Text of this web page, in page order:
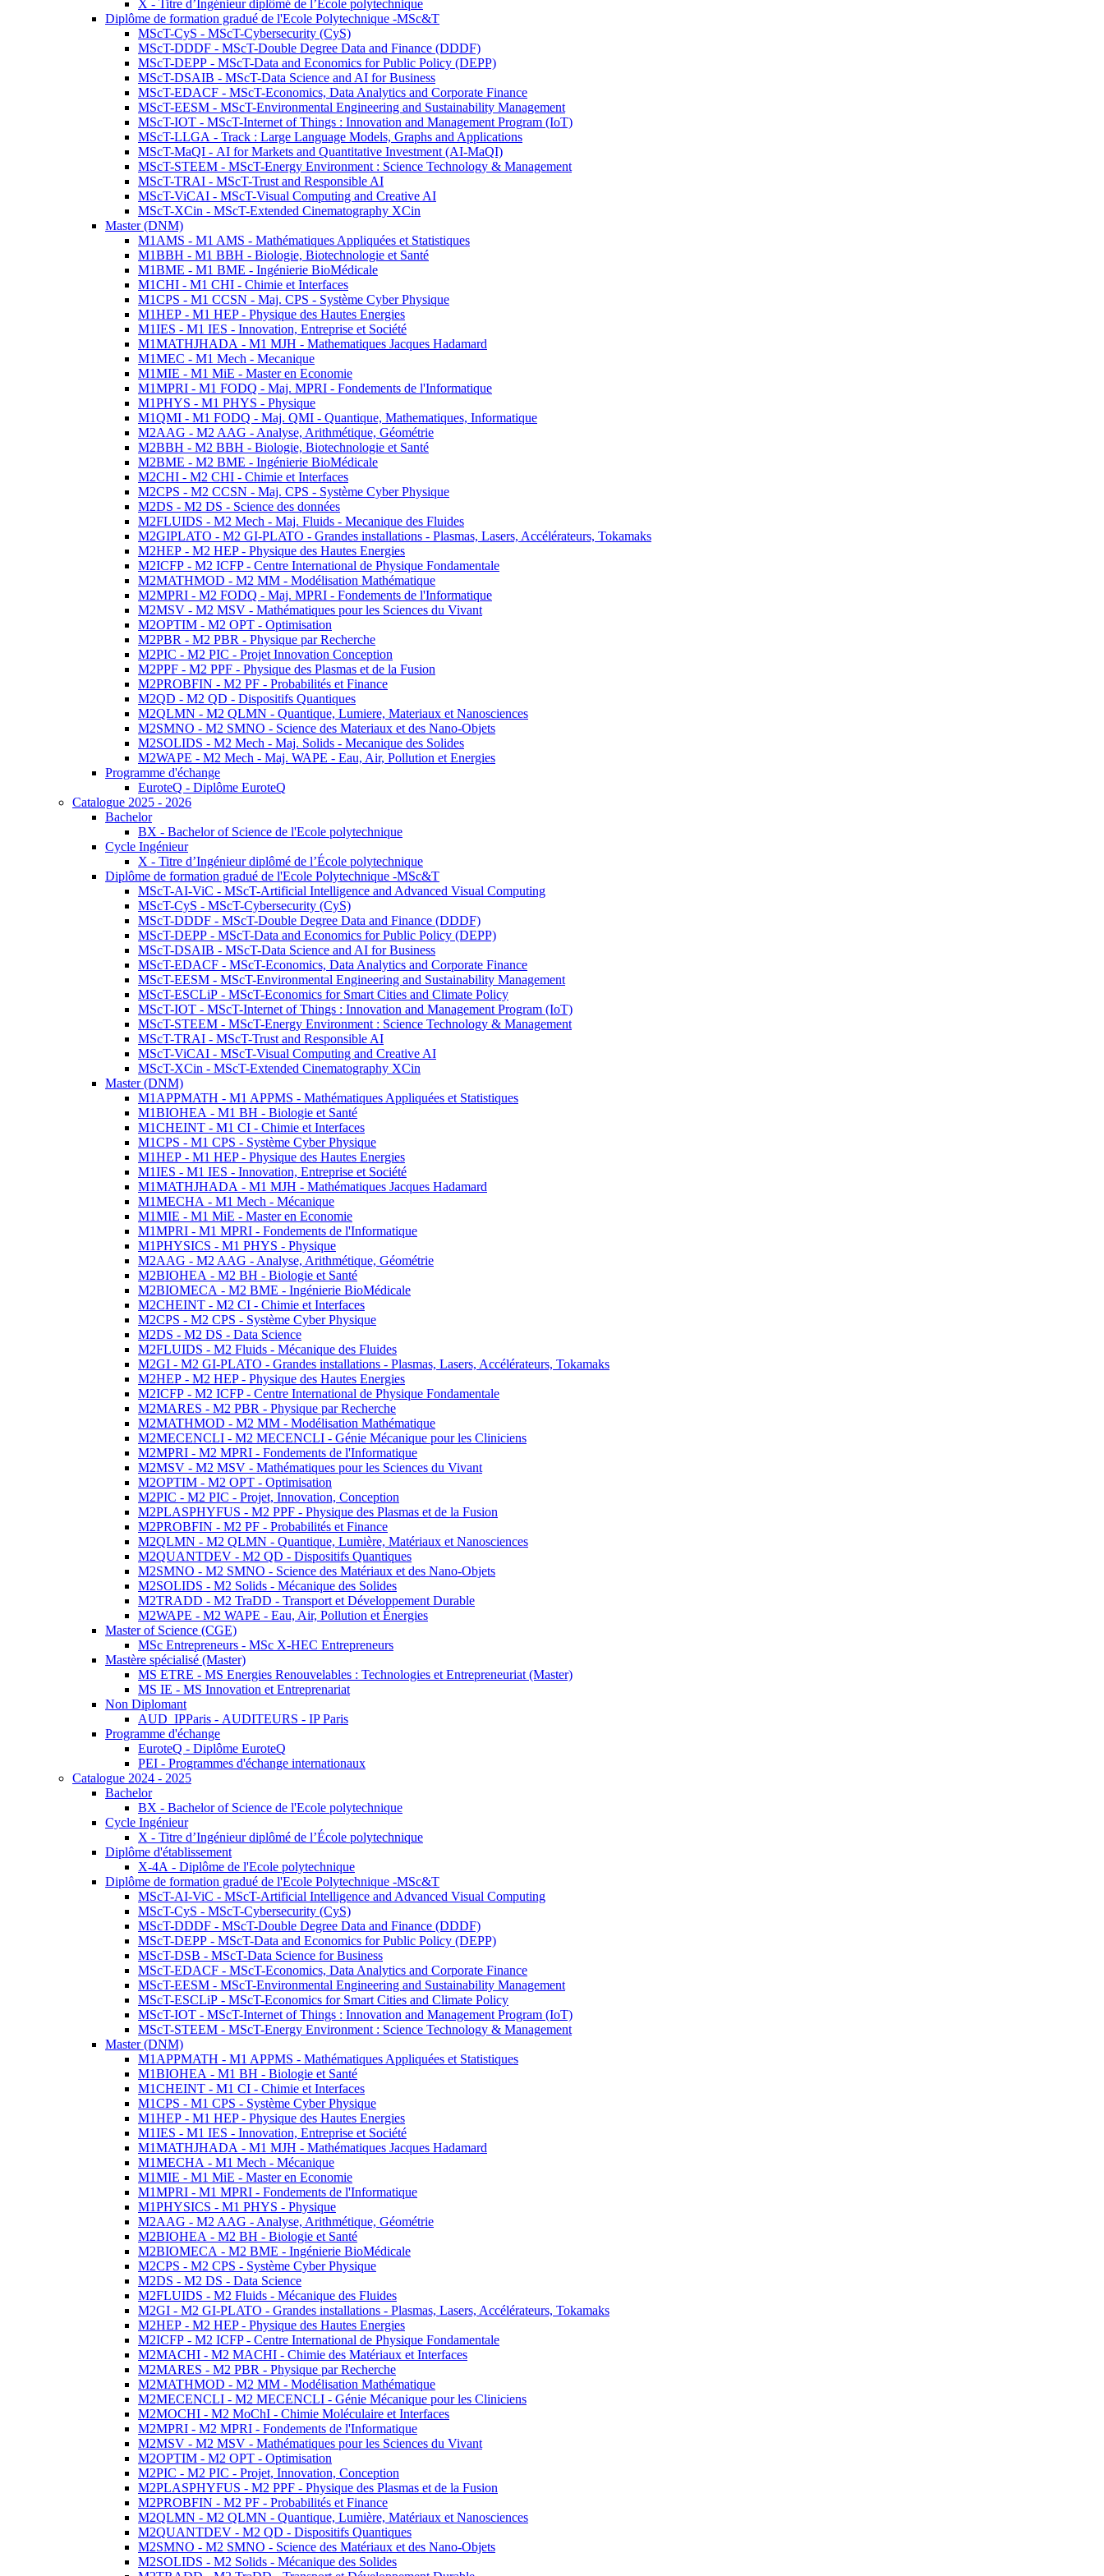
X - Titre d’Ingénieur diplômé de l’École polytechnique
Diplôme de formation gradué de l'Ecole Polytechnique -MSc&T
MScT-CyS - MScT-Cybersecurity (CyS)
MScT-DDDF - MScT-Double Degree Data and Finance (DDDF)
MScT-DEPP - MScT-Data and Economics for Public Policy (DEPP)
MScT-DSAIB - MScT-Data Science and AI for Business
MScT-EDACF - MScT-Economics, Data Analytics and Corporate Finance
MScT-EESM - MScT-Environmental Engineering and Sustainability Management
MScT-IOT - MScT-Internet of Things : Innovation and Management Program (IoT)
MScT-LLGA - Track : Large Language Models, Graphs and Applications
MScT-MaQI - AI for Markets and Quantitative Investment (AI-MaQI)
MScT-STEEM - MScT-Energy Environment : Science Technology & Management
MScT-TRAI - MScT-Trust and Responsible AI
MScT-ViCAI - MScT-Visual Computing and Creative AI
MScT-XCin - MScT-Extended Cinematography XCin
Master (DNM)
M1AMS - M1 AMS - Mathématiques Appliquées et Statistiques
M1BBH - M1 BBH - Biologie, Biotechnologie et Santé
M1BME - M1 BME - Ingénierie BioMédicale
M1CHI - M1 CHI - Chimie et Interfaces
M1CPS - M1 CCSN - Maj. CPS - Système Cyber Physique
M1HEP - M1 HEP - Physique des Hautes Energies
M1IES - M1 IES - Innovation, Entreprise et Société
M1MATHJHADA - M1 MJH - Mathematiques Jacques Hadamard
M1MEC - M1 Mech - Mecanique
M1MIE - M1 MiE - Master en Economie
M1MPRI - M1 FODQ - Maj. MPRI - Fondements de l'Informatique
M1PHYS - M1 PHYS - Physique
M1QMI - M1 FODQ - Maj. QMI - Quantique, Mathematiques, Informatique
M2AAG - M2 AAG - Analyse, Arithmétique, Géométrie
M2BBH - M2 BBH - Biologie, Biotechnologie et Santé
M2BME - M2 BME - Ingénierie BioMédicale
M2CHI - M2 CHI - Chimie et Interfaces
M2CPS - M2 CCSN - Maj. CPS - Système Cyber Physique
M2DS - M2 DS - Science des données
M2FLUIDS - M2 Mech - Maj. Fluids - Mecanique des Fluides
M2GIPLATO - M2 GI-PLATO - Grandes installations - Plasmas, Lasers, Accélérateurs, Tokamaks
M2HEP - M2 HEP - Physique des Hautes Energies
M2ICFP - M2 ICFP - Centre International de Physique Fondamentale
M2MATHMOD - M2 MM - Modélisation Mathématique
M2MPRI - M2 FODQ - Maj. MPRI - Fondements de l'Informatique
M2MSV - M2 MSV - Mathématiques pour les Sciences du Vivant
M2OPTIM - M2 OPT - Optimisation
M2PBR - M2 PBR - Physique par Recherche
M2PIC - M2 PIC - Projet Innovation Conception
M2PPF - M2 PPF - Physique des Plasmas et de la Fusion
M2PROBFIN - M2 PF - Probabilités et Finance
M2QD - M2 QD - Dispositifs Quantiques
M2QLMN - M2 QLMN - Quantique, Lumiere, Materiaux et Nanosciences
M2SMNO - M2 SMNO - Science des Materiaux et des Nano-Objets
M2SOLIDS - M2 Mech - Maj. Solids - Mecanique des Solides
M2WAPE - M2 Mech - Maj. WAPE - Eau, Air, Pollution et Energies
Programme d'échange
EuroteQ - Diplôme EuroteQ
Catalogue 2025 - 2026
Bachelor
BX - Bachelor of Science de l'Ecole polytechnique
Cycle Ingénieur
X - Titre d’Ingénieur diplômé de l’École polytechnique
Diplôme de formation gradué de l'Ecole Polytechnique -MSc&T
MScT-AI-ViC - MScT-Artificial Intelligence and Advanced Visual Computing
MScT-CyS - MScT-Cybersecurity (CyS)
MScT-DDDF - MScT-Double Degree Data and Finance (DDDF)
MScT-DEPP - MScT-Data and Economics for Public Policy (DEPP)
MScT-DSAIB - MScT-Data Science and AI for Business
MScT-EDACF - MScT-Economics, Data Analytics and Corporate Finance
MScT-EESM - MScT-Environmental Engineering and Sustainability Management
MScT-ESCLiP - MScT-Economics for Smart Cities and Climate Policy
MScT-IOT - MScT-Internet of Things : Innovation and Management Program (IoT)
MScT-STEEM - MScT-Energy Environment : Science Technology & Management
MScT-TRAI - MScT-Trust and Responsible AI
MScT-ViCAI - MScT-Visual Computing and Creative AI
MScT-XCin - MScT-Extended Cinematography XCin
Master (DNM)
M1APPMATH - M1 APPMS - Mathématiques Appliquées et Statistiques
M1BIOHEA - M1 BH - Biologie et Santé
M1CHEINT - M1 CI - Chimie et Interfaces
M1CPS - M1 CPS - Système Cyber Physique
M1HEP - M1 HEP - Physique des Hautes Energies
M1IES - M1 IES - Innovation, Entreprise et Société
M1MATHJHADA - M1 MJH - Mathématiques Jacques Hadamard
M1MECHA - M1 Mech - Mécanique
M1MIE - M1 MiE - Master en Economie
M1MPRI - M1 MPRI - Fondements de l'Informatique
M1PHYSICS - M1 PHYS - Physique
M2AAG - M2 AAG - Analyse, Arithmétique, Géométrie
M2BIOHEA - M2 BH - Biologie et Santé
M2BIOMECA - M2 BME - Ingénierie BioMédicale
M2CHEINT - M2 CI - Chimie et Interfaces
M2CPS - M2 CPS - Système Cyber Physique
M2DS - M2 DS - Data Science
M2FLUIDS - M2 Fluids - Mécanique des Fluides
M2GI - M2 GI-PLATO - Grandes installations - Plasmas, Lasers, Accélérateurs, Tokamaks
M2HEP - M2 HEP - Physique des Hautes Energies
M2ICFP - M2 ICFP - Centre International de Physique Fondamentale
M2MARES - M2 PBR - Physique par Recherche
M2MATHMOD - M2 MM - Modélisation Mathématique
M2MECENCLI - M2 MECENCLI - Génie Mécanique pour les Cliniciens
M2MPRI - M2 MPRI - Fondements de l'Informatique
M2MSV - M2 MSV - Mathématiques pour les Sciences du Vivant
M2OPTIM - M2 OPT - Optimisation
M2PIC - M2 PIC - Projet, Innovation, Conception
M2PLASPHYFUS - M2 PPF - Physique des Plasmas et de la Fusion
M2PROBFIN - M2 PF - Probabilités et Finance
M2QLMN - M2 QLMN - Quantique, Lumière, Matériaux et Nanosciences
M2QUANTDEV - M2 QD - Dispositifs Quantiques
M2SMNO - M2 SMNO - Science des Matériaux et des Nano-Objets
M2SOLIDS - M2 Solids - Mécanique des Solides
M2TRADD - M2 TraDD - Transport et Développement Durable
M2WAPE - M2 WAPE - Eau, Air, Pollution et Énergies
Master of Science (CGE)
MSc Entrepreneurs - MSc X-HEC Entrepreneurs
Mastère spécialisé (Master)
MS ETRE - MS Energies Renouvelables : Technologies et Entrepreneuriat (Master)
MS IE - MS Innovation et Entreprenariat
Non Diplomant
AUD_IPParis - AUDITEURS - IP Paris
Programme d'échange
EuroteQ - Diplôme EuroteQ
PEI - Programmes d'échange internationaux
Catalogue 2024 - 2025
Bachelor
BX - Bachelor of Science de l'Ecole polytechnique
Cycle Ingénieur
X - Titre d’Ingénieur diplômé de l’École polytechnique
Diplôme d'établissement
X-4A - Diplôme de l'Ecole polytechnique
Diplôme de formation gradué de l'Ecole Polytechnique -MSc&T
MScT-AI-ViC - MScT-Artificial Intelligence and Advanced Visual Computing
MScT-CyS - MScT-Cybersecurity (CyS)
MScT-DDDF - MScT-Double Degree Data and Finance (DDDF)
MScT-DEPP - MScT-Data and Economics for Public Policy (DEPP)
MScT-DSB - MScT-Data Science for Business
MScT-EDACF - MScT-Economics, Data Analytics and Corporate Finance
MScT-EESM - MScT-Environmental Engineering and Sustainability Management
MScT-ESCLiP - MScT-Economics for Smart Cities and Climate Policy
MScT-IOT - MScT-Internet of Things : Innovation and Management Program (IoT)
MScT-STEEM - MScT-Energy Environment : Science Technology & Management
Master (DNM)
M1APPMATH - M1 APPMS - Mathématiques Appliquées et Statistiques
M1BIOHEA - M1 BH - Biologie et Santé
M1CHEINT - M1 CI - Chimie et Interfaces
M1CPS - M1 CPS - Système Cyber Physique
M1HEP - M1 HEP - Physique des Hautes Energies
M1IES - M1 IES - Innovation, Entreprise et Société
M1MATHJHADA - M1 MJH - Mathématiques Jacques Hadamard
M1MECHA - M1 Mech - Mécanique
M1MIE - M1 MiE - Master en Economie
M1MPRI - M1 MPRI - Fondements de l'Informatique
M1PHYSICS - M1 PHYS - Physique
M2AAG - M2 AAG - Analyse, Arithmétique, Géométrie
M2BIOHEA - M2 BH - Biologie et Santé
M2BIOMECA - M2 BME - Ingénierie BioMédicale
M2CPS - M2 CPS - Système Cyber Physique
M2DS - M2 DS - Data Science
M2FLUIDS - M2 Fluids - Mécanique des Fluides
M2GI - M2 GI-PLATO - Grandes installations - Plasmas, Lasers, Accélérateurs, Tokamaks
M2HEP - M2 HEP - Physique des Hautes Energies
M2ICFP - M2 ICFP - Centre International de Physique Fondamentale
M2MACHI - M2 MACHI - Chimie des Matériaux et Interfaces
M2MARES - M2 PBR - Physique par Recherche
M2MATHMOD - M2 MM - Modélisation Mathématique
M2MECENCLI - M2 MECENCLI - Génie Mécanique pour les Cliniciens
M2MOCHI - M2 MoChI - Chimie Moléculaire et Interfaces
M2MPRI - M2 MPRI - Fondements de l'Informatique
M2MSV - M2 MSV - Mathématiques pour les Sciences du Vivant
M2OPTIM - M2 OPT - Optimisation
M2PIC - M2 PIC - Projet, Innovation, Conception
M2PLASPHYFUS - M2 PPF - Physique des Plasmas et de la Fusion
M2PROBFIN - M2 PF - Probabilités et Finance
M2QLMN - M2 QLMN - Quantique, Lumière, Matériaux et Nanosciences
M2QUANTDEV - M2 QD - Dispositifs Quantiques
M2SMNO - M2 SMNO - Science des Matériaux et des Nano-Objets
M2SOLIDS - M2 Solids - Mécanique des Solides